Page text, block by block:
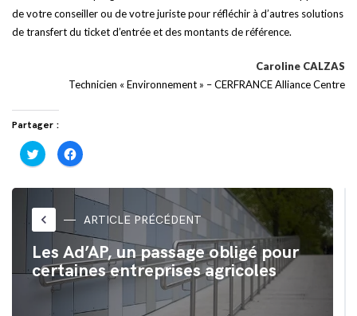
de votre conseiller ou de votre juriste pour réfléchir à d’autres solutions
de transfert du ticket d’entrée et des montants de référence.
Caroline CALZAS
Technicien « Environnement » – CERFRANCE Alliance Centre
Partager :
Cliquez
pour
partager
Twitter(ouvre
une
nouvelle
fenêtre)
Cliquez
pour
partager
Facebook(ouvre
dans
nouvelle
fenêtre)
keyboard_arrow_left ARTICLE PRÉCÉDENT
Les Ad’AP, un passage obligé pour
certaines entreprises agricoles